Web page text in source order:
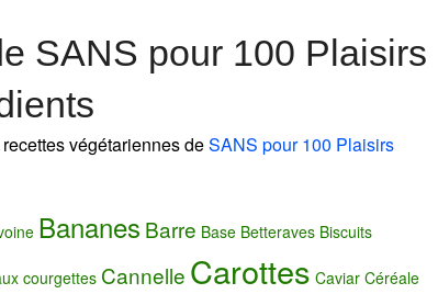
SANS pour 100 Plaisirs
végétariennes deSANS pour 100 Plaisirs
Bananes Barre Base Betteraves Biscuits
courgettes Cannelle Carottes Caviar Céréale